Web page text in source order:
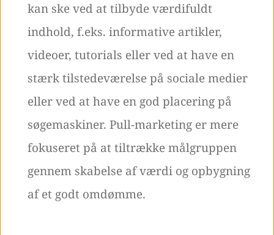
kan ske ved at tilbyde værdifuldt
indhold, f.eks. informative artikler,
videoer, tutorials eller ved at have en
stærk tilstedeværelse på sociale medier
eller ved at have en god placering på
søgemaskiner. Pull-marketing er mere
fokuseret på at tiltrække målgruppen
gennem skabelse af værdi og opbygning
af et godt omdømme.